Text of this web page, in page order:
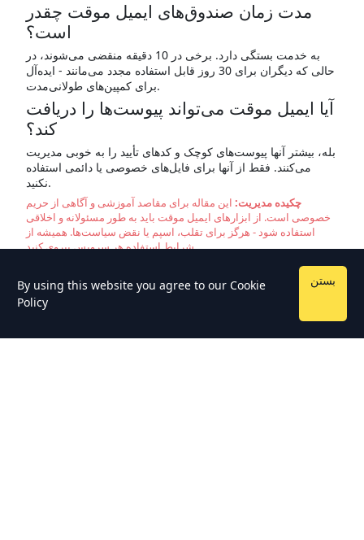
مدت زمان صندوق‌های ایمیل موقت چقدر
است؟
به خدمت بستگی دارد. برخی در 10 دقیقه منقضی می‌شوند، در
حالی که دیگران برای 30 روز قابل استفاده مجدد می‌مانند - ایده‌آل
برای کمپین‌های طولانی‌مدت.
آیا ایمیل موقت می‌تواند پیوست‌ها را دریافت
کند؟
بله، بیشتر آنها پیوست‌های کوچک و کدهای تأیید را به خوبی مدیریت
می‌کنند. فقط از آنها برای فایل‌های خصوصی یا دائمی استفاده
نکنید.
چکیده مدیریت: این مقاله برای مقاصد آموزشی و آگاهی از حریم
خصوصی است. از ابزارهای ایمیل موقت باید به طور مسئولانه و اخلاقی
استفاده شود - هرگز برای تقلب، اسپم یا نقض سیاست‌ها. همیشه از
شرایط استفاده هر سرویس پیروی کنید.
By using this website you agree to our Cookie
Policy
بستن